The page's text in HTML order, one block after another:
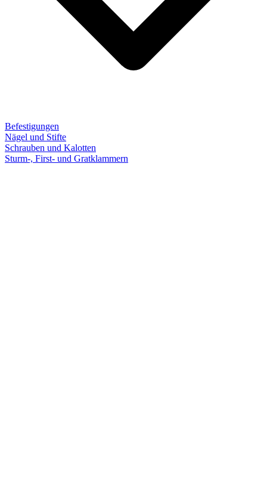
Befestigungen
Nägel und Stifte
Schrauben und Kalotten
Sturm-, First- und Gratklammern